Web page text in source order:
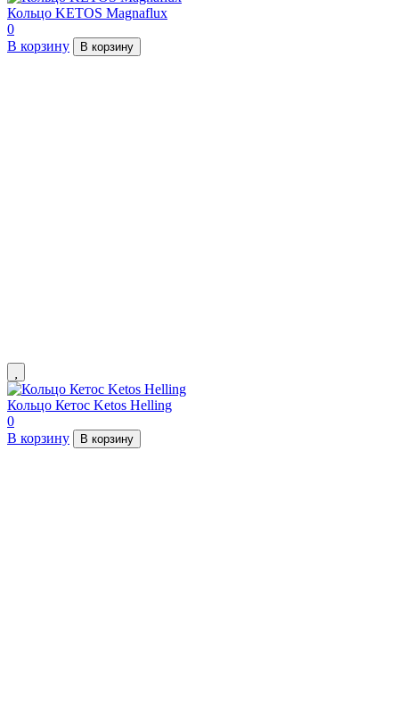
Кольцо KETOS Magnaflux
0
В корзину
В корзину
Кольцо Кетос Ketos Helling
0
В корзину
В корзину